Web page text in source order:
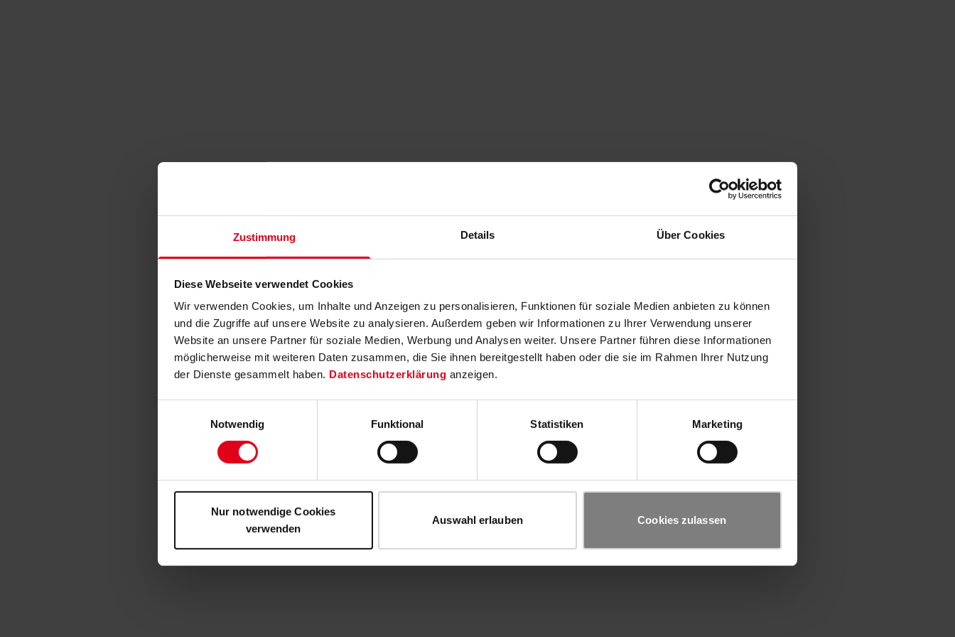
Zustimmung Details Über Cookies
Diese Webseite verwendet Cookies
Wir verwenden Cookies, um Inhalte und Anzeigen zu personalisieren, Funktionen für soziale Medien anbieten zu können
und die Zugriffe auf unsere Website zu analysieren. Außerdem geben wir Informationen zu Ihrer Verwendung unserer
Website an unsere Partner für soziale Medien, Werbung und Analysen weiter. Unsere Partner führen diese Informationen
möglicherweise mit weiteren Daten zusammen, die Sie ihnen bereitgestellt haben oder die sie im Rahmen Ihrer Nutzung
der Dienste gesammelt haben. Datenschutzerklärung anzeigen.
Notwendig
Funktional Statistiken Marketing
Nur notwendige Cookies
verwenden
Auswahl erlauben Cookies zulassen